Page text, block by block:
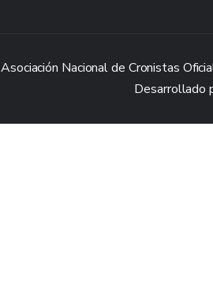
Asociación Nacional de Cronistas
Desarrollado